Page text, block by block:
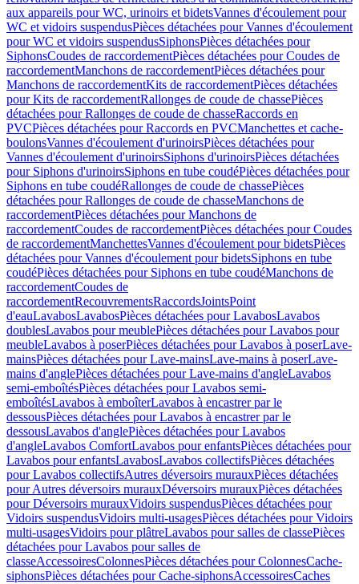
aux appareils pour WC, urinoirs et bidetsVannes d'écoulement pour
WC et vidoirs suspendusPièces détachées pour Vannes d'écoulement
pour WC et vidoirs suspendusSiphonsPièces détachées pour
SiphonsCoudes de raccordementPièces détachées pour Coudes de
raccordementManchons de raccordementPièces détachées pour
Manchons de raccordementKits de raccordementPièces détachées
pour Kits de raccordementRallonges de coude de chassePièces
détachées pour Rallonges de coude de chasseRaccords en
PVCPièces détachées pour Raccords en PVCManchettes et cache-
boulonsVannes d'écoulement d'urinoirsPièces détachées pour
Vannes d'écoulement d'urinoirsSiphons d'urinoirsPièces détachées
pour Siphons d'urinoirsSiphons en tube coudéPièces détachées pour
Siphons en tube coudéRallonges de coude de chassePièces
détachées pour Rallonges de coude de chasseManchons de
raccordementPièces détachées pour Manchons de
raccordementCoudes de raccordementPièces détachées pour Coudes
de raccordementManchettesVannes d'écoulement pour bidetsPièces
détachées pour Vannes d'écoulement pour bidetsSiphons en tube
coudéPièces détachées pour Siphons en tube coudéManchons de
raccordementCoudes de
raccordementRecouvrementsRaccordsJointsPoint
d'eauLavabosLavabosPièces détachées pour LavabosLavabos
doublesLavabos pour meublePièces détachées pour Lavabos pour
meubleLavabos à poserPièces détachées pour Lavabos à poserLave-
mainsPièces détachées pour Lave-mainsLave-mains à poserLave-
mains d'anglePièces détachées pour Lave-mains d'angleLavabos
semi-emboîtésPièces détachées pour Lavabos semi-
emboîtésLavabos à emboîterLavabos à encastrer par le
dessousPièces détachées pour Lavabos à encastrer par le
dessousLavabos d'anglePièces détachées pour Lavabos
d'angleLavabos ComfortLavabos pour enfantsPièces détachées pour
Lavabos pour enfantsLavabosLavabos collectifsPièces détachées
pour Lavabos collectifsAutres déversoirs murauxPièces détachées
pour Autres déversoirs murauxDéversoirs murauxPièces détachées
pour Déversoirs murauxVidoirs suspendusPièces détachées pour
Vidoirs suspendusVidoirs multi-usagesPièces détachées pour Vidoirs
multi-usagesVidoirs pour plâtreLavabos pour salles de classePièces
détachées pour Lavabos pour salles de
classeAccessoiresColonnesPièces détachées pour ColonnesCache-
siphonsPièces détachées pour Cache-siphonsAccessoiresCaches